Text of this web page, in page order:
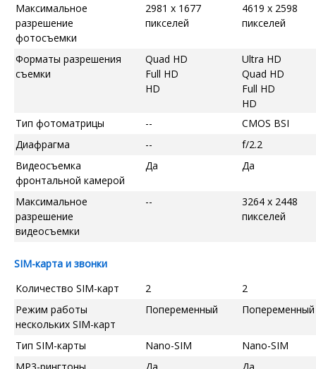
Максимальное
разрешение
фотосъемки
2981 x 1677
пикселей
4619 x 2598
пикселей
Форматы разрешения
съемки
Quad HD
Full HD
HD
Ultra HD
Quad HD
Full HD
HD
Тип фотоматрицы
--
CMOS BSI
Диафрагма
--
f/2.2
Видеосъемка
фронтальной камерой
Да Да
Максимальное
разрешение
видеосъемки
--
3264 x 2448
пикселей
SIM-карта и звонки
Количество SIM-карт
2
2
Режим работы
нескольких SIM-карт
Попеременный Попеременный
Тип SIM-карты Nano-SIM
Nano-SIM